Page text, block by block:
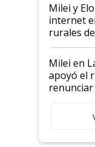
Milei y
internet
rurales
a un
Milei en
apoyó el
renunciar